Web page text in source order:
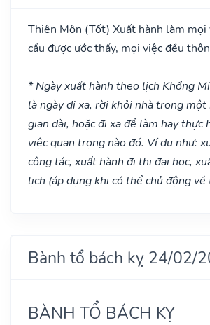
Thiên Môn (Tốt) Xuất hành làm mọi
cầu được ước thấy, mọi việc đều
* Ngày xuất hành theo lịch Khổng
là ngày đi xa, rời khỏi nhà trong
gian dài, hoặc đi xa để làm hay thực
việc quan trọng nào đó. Ví dụ như:
công tác, xuất hành đi thi đại học,
lịch (áp dụng khi có thể chủ động về
Bành tổ bách kỵ 24/02/
BÀNH TỔ BÁCH KỴ